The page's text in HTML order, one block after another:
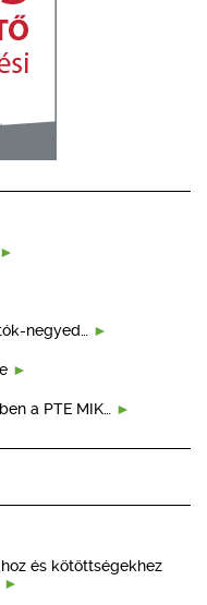
negyed…
a PTE MIK…
és kötöttségekhez